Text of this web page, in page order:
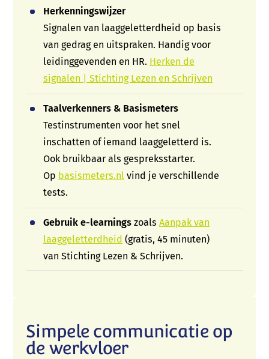
Herkenningswijzer
Signalen van laaggeletterdheid op basis
van gedrag en uitspraken. Handig voor
leidinggevenden en HR. Herken de
signalen | Stichting Lezen en Schrijven
Taalverkenners & Basismeters
Testinstrumenten voor het snel
inschatten of iemand laaggeletterd is.
Ook bruikbaar als gespreksstarter.
Op basismeters.nlvind je verschillende
tests.
Gebruik e-learningszoals Aanpak van
laaggeletterdheid (gratis, 45 minuten)
van Stichting Lezen & Schrijven.
Simpele communicatie op
de werkvloer